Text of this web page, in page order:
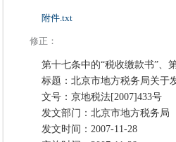
附件.txt
修正：
第十七条中的“税收缴款书”、
标题：北京市地方税务局关于
文号：京地税法[2007]433号
发文部门：北京市地方税务局
发文时间：2007-11-28